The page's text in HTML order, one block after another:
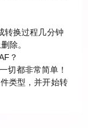
转换过程几分钟
除。
？
切都非常简单！
类型，并开始转